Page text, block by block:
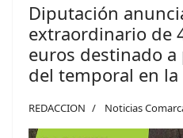
Diputación
extraordinario de
euros destinado
del temporal en
REDACCION Noticias